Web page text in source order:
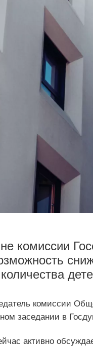
комиссии
комиссии
заседании в
активно